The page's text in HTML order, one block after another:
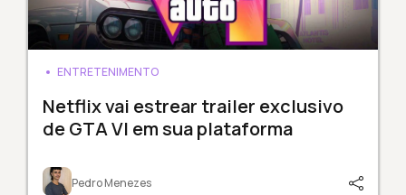
ENTRETENIMENTO
Netflix vai estrear trailer exclusivo
de GTA VI em sua plataforma
Pedro Menezes